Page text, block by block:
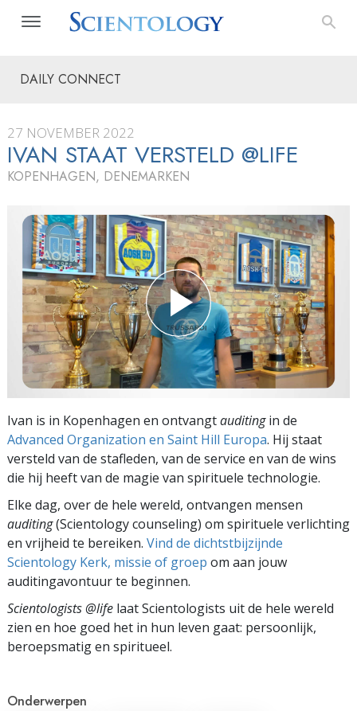
DAILY CONNECT
27 NOVEMBER 2022
IVAN STAAT VERSTELD @LIFE
KOPENHAGEN, DENEMARKEN
Ivan is in Kopenhagen en ontvangtauditingin de
Advanced Organization en Saint Hill Europa. Hij staat
versteld van de stafleden, van de service en van de wins
die hij heeft van de magie van spirituele technologie.
Elke dag, over de hele wereld, ontvangen mensen
auditing(Scientology counseling) om spirituele verlichting
en vrijheid te bereiken. Vind de dichtstbijzijnde
Scientology Kerk, missie of groep om aan jouw
auditingavontuur te beginnen.
Scientologists @life laat Scientologists uit de hele wereld
zien en hoe goed het in hun leven gaat: persoonlijk,
beroepsmatig en spiritueel.
Onderwerpen